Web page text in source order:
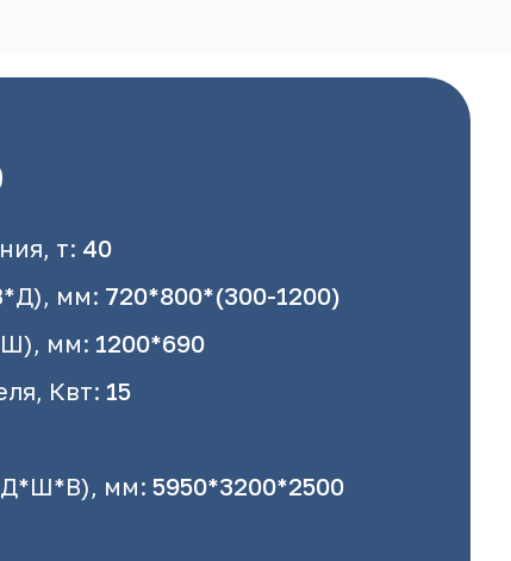
т: 40
мм: 720*800*(300-1200)
мм: 1200*690
Квт: 15
(Д*Ш*В), мм: 5950*3200*2500